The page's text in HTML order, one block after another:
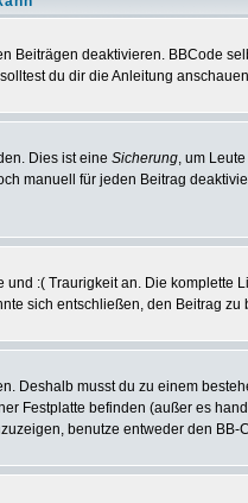
deaktivieren. BBCode
du dir die Anleitung
Dies ist eine Sicherung, um
manuell für jeden Beitrag
:( Traurigkeit an. Die komplette
sich entschließen, den Beitrag
Deshalb musst du zu einem
Festplatte befinden (außer es
benutze entweder den BB-